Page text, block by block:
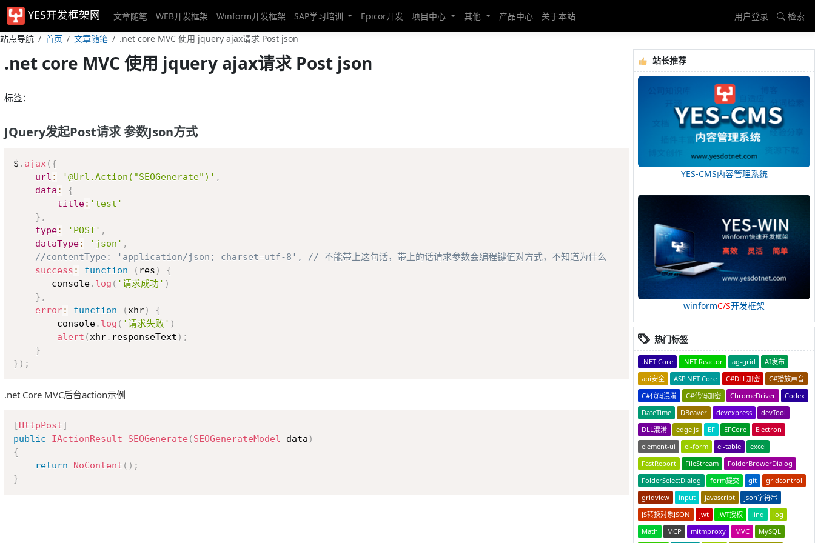
YES开发框架网 文章随笔 WEB开发框架 Winform开发框架 SAP学习培训 Epicor开发 项目中心 其他 产品中心 关于本站 用户登录
检索
站点导航
首页 文章随笔 .net core MVC 使用 jquery ajax请求 Post json
.net core MVC 使用 jquery ajax请求 Post json
标签：
JQuery发起Post请求 参数Json方式
$ . ajax( {
url : '@Url.Action("SEOGenerate")' ,
data :
{
title: 'test'
} ,
type: 'POST' ,
dataType: 'json' ,
//contentType: 'application/json; charset=utf-8', // 不能带上这句话，带上的话请求参数会编程键值对方式，不知道为什么
success : function ( res )
{
	   console
. log ( '请求成功' )
} ,
error: function (xhr)
{
		console
. log ( '请求失败' )
alert (xhr. responseText ) ;
}
} ) ;
.net Core MVC后台action示例
[HttpPost]
public
IActionResult SEOGenerate( SEOGenerateModel data )
{
return
NoContent ( ) ;
}
站长推荐
YES-CMS内容管理系统
winformC/S开发框架
热门标签
.NET Core .NET Reactor ag-grid
AI发布
api安全
ASP.NET Core C#DLL加密
C#播放声音
C#代码混淆
C#代码加密 ChromeDriver
Codex
DateTime
DBeaver devexpress
devTool
DLL混淆
edge.js EF EFCore
Electron
element-ui
el-form el-table
excel
FastReport
FileStream
FolderBrowerDialog
FolderSelectDialog
form提交 git
gridcontrol
gridview
input javascript
json字符串
JS转换对象JSON
jwt JWT授权 linq
log
Math
MCP mitmproxy MVC
MySQL